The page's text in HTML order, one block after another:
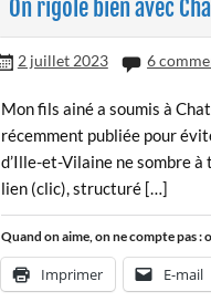
On rigole bien avec
2 juillet 2023 6
Mon fils ainé a soumis à
récemment publiée pour
d’Ille-et-Vilaine ne sombre
lien (clic), structuré […]
Quand on aime, on ne compte pas :
Imprimer E-mail